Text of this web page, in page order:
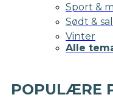
Sport &
Sødt &
Vinter
Alle
POPULÆRE